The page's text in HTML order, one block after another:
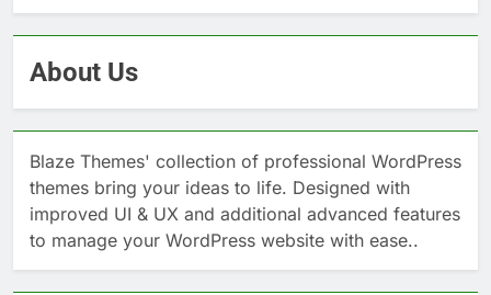
About Us
Blaze Themes' collection of professional WordPress
themes bring your ideas to life. Designed with
improved UI & UX and additional advanced features
to manage your WordPress website with ease..